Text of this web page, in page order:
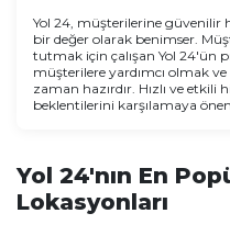
Yol 24, müşterilerine güvenilir
bir değer olarak benimser.
tutmak için çalışan Yol 24'ün
müşterilere yardımcı olmak
zaman hazırdır. Hızlı ve
beklentilerini karşılamaya
Yol 24'nın En
Lokasyonları